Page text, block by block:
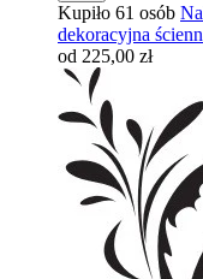
Kupiło 61 osób
dekoracyjna
od 225,00 zł